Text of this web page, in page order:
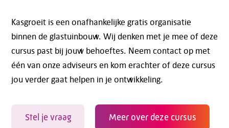
Kasgroeit is een onafhankelijke gratis organisatie
binnen de glastuinbouw. Wij denken met je mee of deze
cursus past bij jouw behoeftes. Neem contact op met
één van onze adviseurs en kom erachter of deze cursus
jou verder gaat helpen in je ontwikkeling.
Stel je vraag Meer over deze cursus